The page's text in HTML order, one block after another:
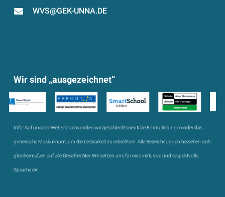
WVS@GEK-UNNA.DE
Wir sind „ausgezeichnet“
Info:Auf unserer Website verwenden wir geschlechtsneutrale Formulierungen oder das
generische Maskulinum, um die Lesbarkeit zu erleichtern. Alle Bezeichnungen beziehen sich
gleichermaßen auf alle Geschlechter. Wir setzen uns für eine inklusive und respektvolle
Sprache ein.